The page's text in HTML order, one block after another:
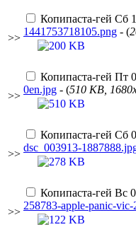
>>
Копипаста-гей Сб
1441753718105.png - (
>>
Копипаста-гей Пт
0en.jpg - (510 KB,
>>
Копипаста-гей Сб
dsc_003913-
>>
Копипаста-гей Вс
258783-apple-panic-